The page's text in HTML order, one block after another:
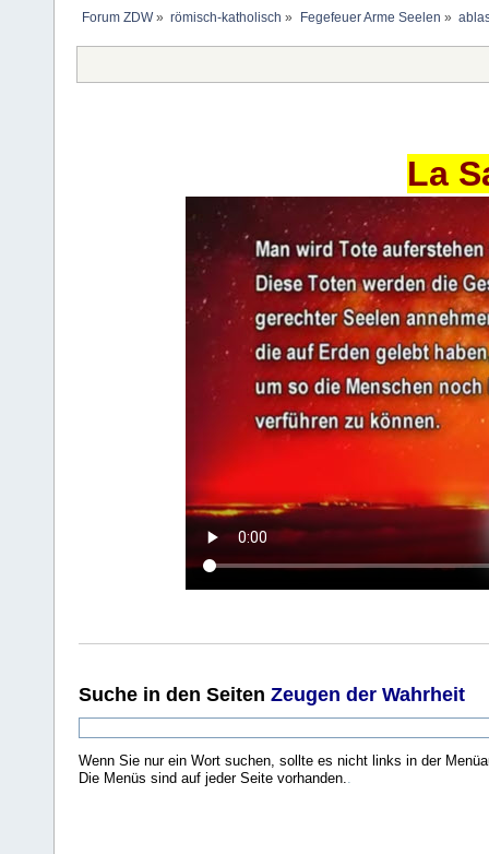
Forum ZDW» römisch-katholisch » Fegefeuer Arme Seelen »
La
Suche in den Seiten Zeugen der Wahrheit
Wenn Sie nur ein Wort suchen, sollte es nicht links in der
Die Menüs sind auf jeder Seite vorhanden.